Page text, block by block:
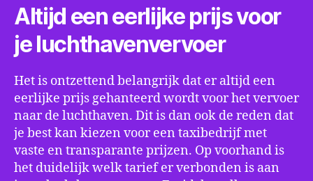
Altijd een eerlijke prijs voor
je luchthavenvervoer
Het is ontzettend belangrijk dat er altijd een
eerlijke prijs gehanteerd wordt voor het vervoer
naar de luchthaven. Dit is dan ook de reden dat
je best kan kiezen voor een taxibedrijf met
vaste en transparante prijzen. Op voorhand is
het duidelijk welk tarief er verbonden is aan